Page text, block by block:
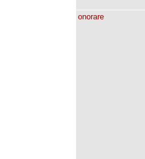
onorare